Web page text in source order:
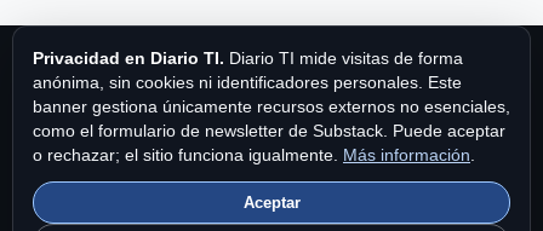
Diario TI
Diario TI es una publicación de MPA Publishing International Ltd.
Privacidad en Diario TI. Diario TI mide visitas de forma
anónima, sin cookies ni identificadores personales. Este
banner gestiona únicamente recursos externos no esenciales,
como el formulario de newsletter de Substack. Puede aceptar
o rechazar; el sitio funciona igualmente. Más información
Aceptar